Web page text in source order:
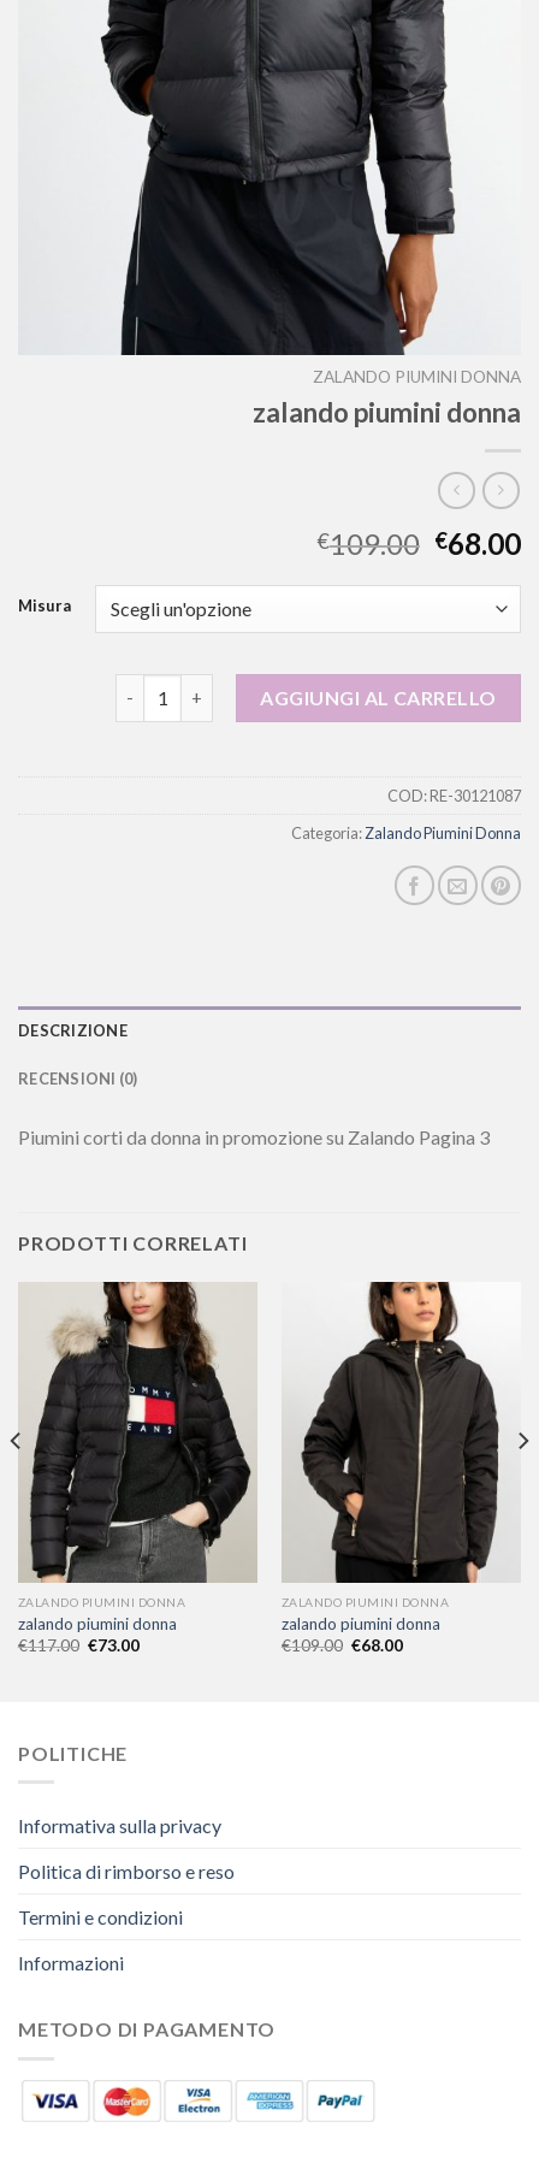
ZALANDO PIUMINI DONNA
zalando piumini donna
€109.00 €68.00
Misura
AGGIUNGI AL CARRELLO
COD:RE-30121087
Categoria:Zalando Piumini Donna
DESCRIZIONE
RECENSIONI (0)
Piumini corti da donna in promozione su Zalando Pagina 3
PRODOTTI CORRELATI
ZALANDO PIUMINI DONNA
zalando piumini donna
€117.00 €73.00
ZALANDO PIUMINI DONNA
zalando piumini donna
€109.00 €68.00
POLITICHE
Informativa sulla privacy
Politica di rimborso e reso
Termini e condizioni
Informazioni
METODO DI PAGAMENTO